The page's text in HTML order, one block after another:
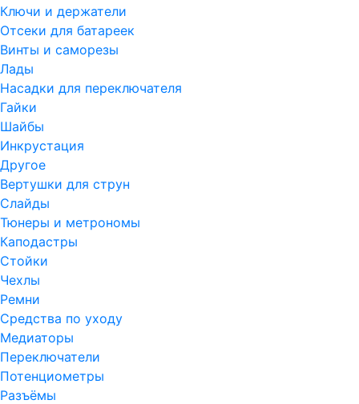
Ключи и держатели
Отсеки для батареек
Винты и саморезы
Лады
Насадки для переключателя
Гайки
Шайбы
Инкрустация
Другое
Вертушки для струн
Слайды
Тюнеры и метрономы
Каподастры
Стойки
Чехлы
Ремни
Средства по уходу
Медиаторы
Переключатели
Потенциометры
Разъёмы